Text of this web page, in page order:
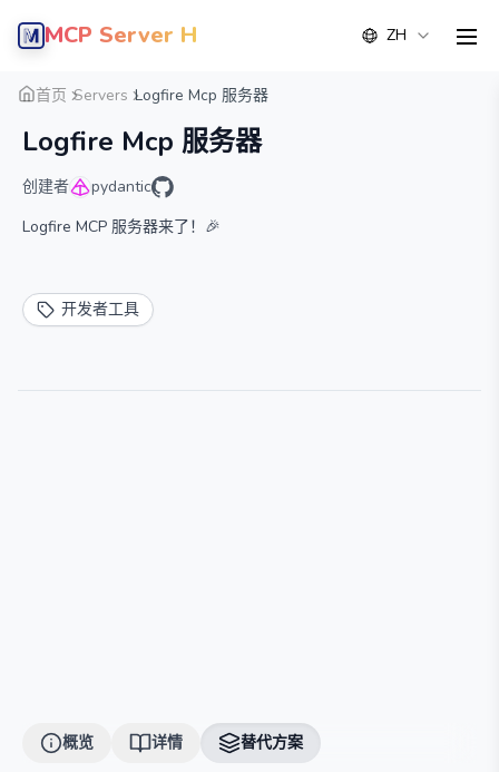
MCP Server Hub ZH
首页 Servers Logfire Mcp 服务器
Logfire Mcp 服务器
创建者
pydantic
Logfire MCP 服务器来了！🎉
开发者工具
概览 详情
概览 详情 替代方案